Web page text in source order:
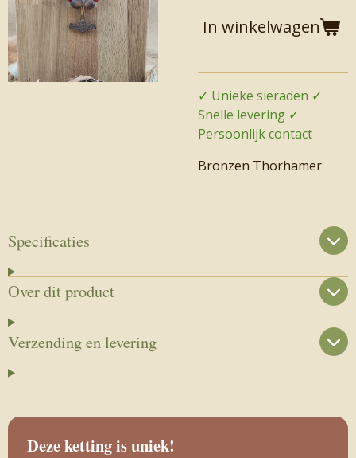
In winkelwagen
✓ Unieke sieraden ✓
Snelle levering ✓
Persoonlijk contact
Bronzen Thorhamer
Specificaties
Over dit product
Verzending en levering
Deze ketting is uniek!